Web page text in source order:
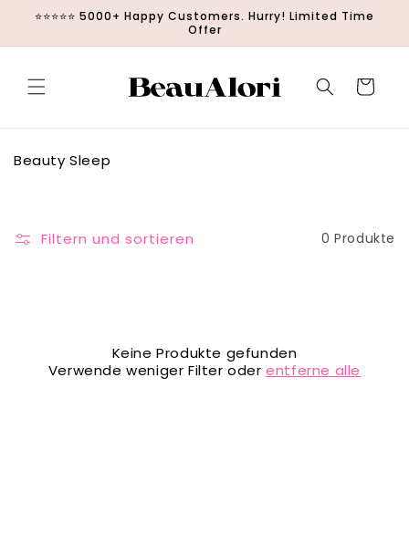
Direkt zum⭐⭐⭐⭐⭐ 5000+ Happy Customers. Hurry! Limited Time
Offer
Warenkorb
K
o
Beauty Sleep
Filtern und sortieren 0 Produkte
Keine Produkte gefunden
Verwende weniger Filter oderentferne alle